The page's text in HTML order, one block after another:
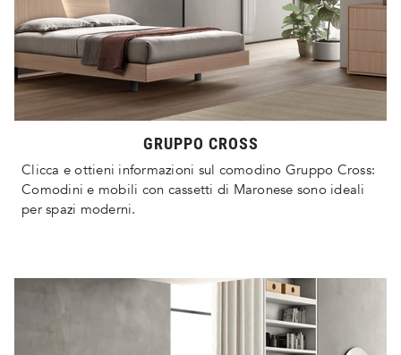
GRUPPO CROSS
Clicca e ottieni informazioni sul comodino Gruppo Cross:
Comodini e mobili con cassetti di Maronese sono ideali
per spazi moderni.